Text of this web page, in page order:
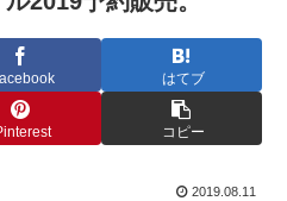
はてブ
コピー
2019.08.11